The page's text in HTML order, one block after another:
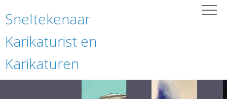
Sneltekenaar
Karikaturist en
Karikaturen